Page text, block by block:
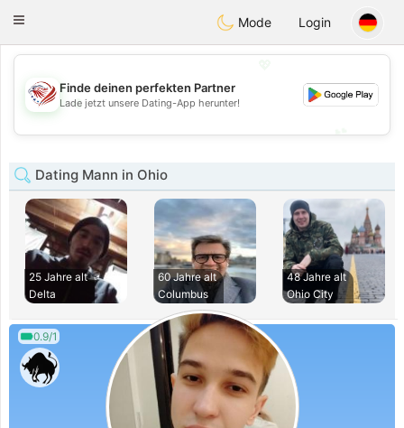
Dating
Toggle
Mode Login
💖
💕
Finde deinen perfekten Partner
Lade jetzt unsere Dating-App herunter!
Dating Mann in Ohio
25 Jahre alt
Delta
60 Jahre alt
Columbus
48 Jahre alt
Ohio City
0.9/1